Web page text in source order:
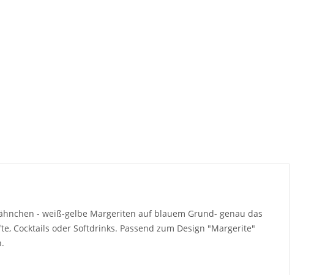
- weiß-gelbe Margeriten auf blauem Grund- genau das
Cocktails oder Softdrinks. Passend zum Design "Margerite"